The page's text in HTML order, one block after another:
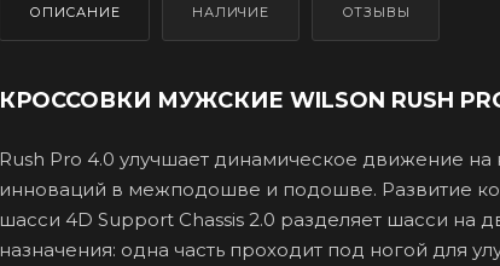
ОПИСАНИЕ НАЛИЧИЕ ОТЗЫВЫ
КРОССОВКИ МУЖСКИЕ WILSON RUSH
Rush Pro 4.0 улучшает динамическое движение на
инноваций в межподошве и подошве. Развитие
шасси 4D Support Chassis 2.0 разделяет шасси на
назначения: одна часть проходит под ногой для